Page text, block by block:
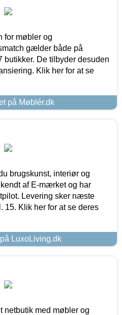
for møbler og
gælder både på
butikker. De tilbyder desuden
Klik her for at se
på Møblér.dk
brugskunst, interiør og
af E-mærket og har
Levering sker næste
15. Klik her for at se deres
LuxoLiving.dk
netbutik med møbler og